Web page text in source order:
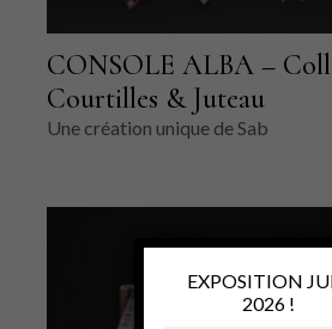
CONSOLE ALBA –
Courtilles & Juteau
Une création unique de Sab
EXPOSITION
2026 !